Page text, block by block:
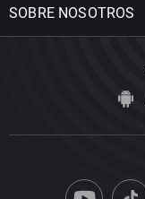
SOBRE NOSOTROS